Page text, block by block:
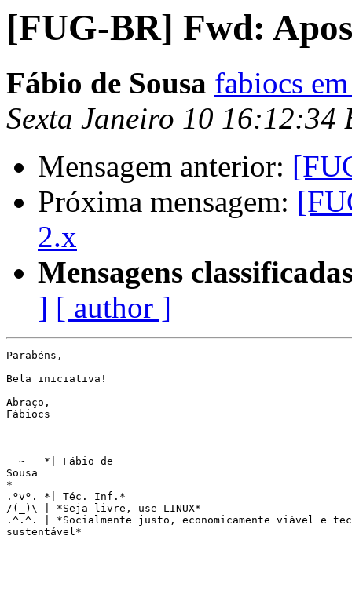
[FUG-BR] Fwd:
Fábio de Sousa fabiocs
Sexta Janeiro 10 16:12:34
Mensagem anterior:
Próxima mensagem:
2.x
Mensagens
] [ author ]
Parabéns,
Bela iniciativa!
Abraço,
Fábiocs
  ~   *| Fábio de
Sousa
*
.ºvº. *| Téc. Inf.*
/(_)\ | *Seja livre, use LINUX*
.^.^. | *Socialmente justo, economicamente viável e
sustentável*